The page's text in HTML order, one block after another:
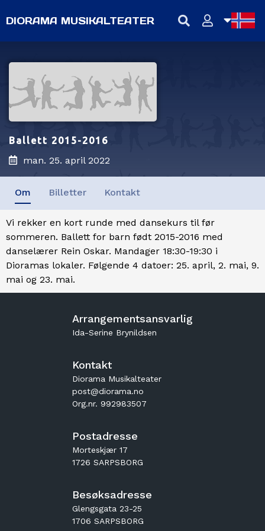
DIORAMA MUSIKALTEATER
Ballett 2015-2016
man. 25. april 2022
Om Billetter Kontakt
Vi rekker en kort runde med dansekurs til før
sommeren. Ballett for barn født 2015-2016 med
danselærer Rein Oskar. Mandager 18:30-19:30 i
Dioramas lokaler. Følgende 4 datoer: 25. april, 2. mai, 9.
mai og 23. mai.
Arrangementsansvarlig
Ida-Serine Brynildsen
Kontakt
Diorama Musikalteater
post@diorama.no
Org.nr. 992983507
Postadresse
Morteskjær 17
1726 SARPSBORG
Besøksadresse
Glengsgata 23-25
1706 SARPSBORG